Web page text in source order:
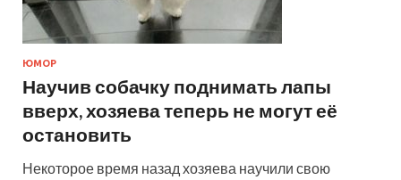
ЮМОР
Научив собачку поднимать лапы
вверх, хозяева теперь не могут её
остановить
Некоторое время назад хозяева научили свою